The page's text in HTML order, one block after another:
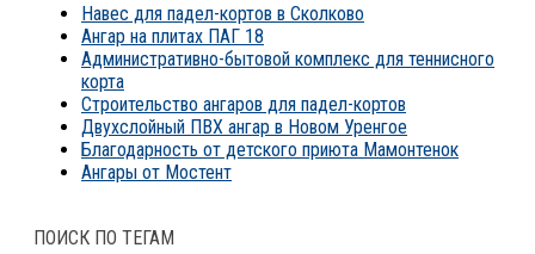
Навес для падел-кортов в Сколково
Ангар на плитах ПАГ 18
Административно-бытовой комплекс для теннисного
корта
Строительство ангаров для падел-кортов
Двухслойный ПВХ ангар в Новом Уренгое
Благодарность от детского приюта Мамонтенок
Ангары от Мостент
ПОИСК ПО ТЕГАМ